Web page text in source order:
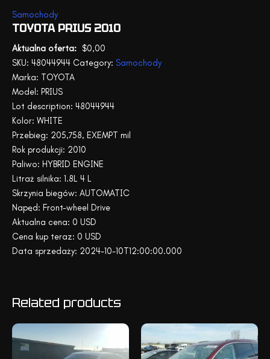
Samochody
TOYOTA PRIUS 2010
$0,00
SKU: 48044944 Category: Samochody
Marka: TOYOTA
Model: PRIUS
Lot description: 48044944
Kolor: WHITE
Przebieg: 205,758, EXEMPT mil
Rok produkcji: 2010
Paliwo: HYBRID ENGINE
Litraż silnika: 1.8L 4 L
Skrzynia biegów: AUTOMATIC
Napęd: Front-wheel Drive
Aktualna cena: 0 USD
Cena kup teraz: 0 USD
Data sprzedaży: 2024-10-10T12:00:00.000
Related products